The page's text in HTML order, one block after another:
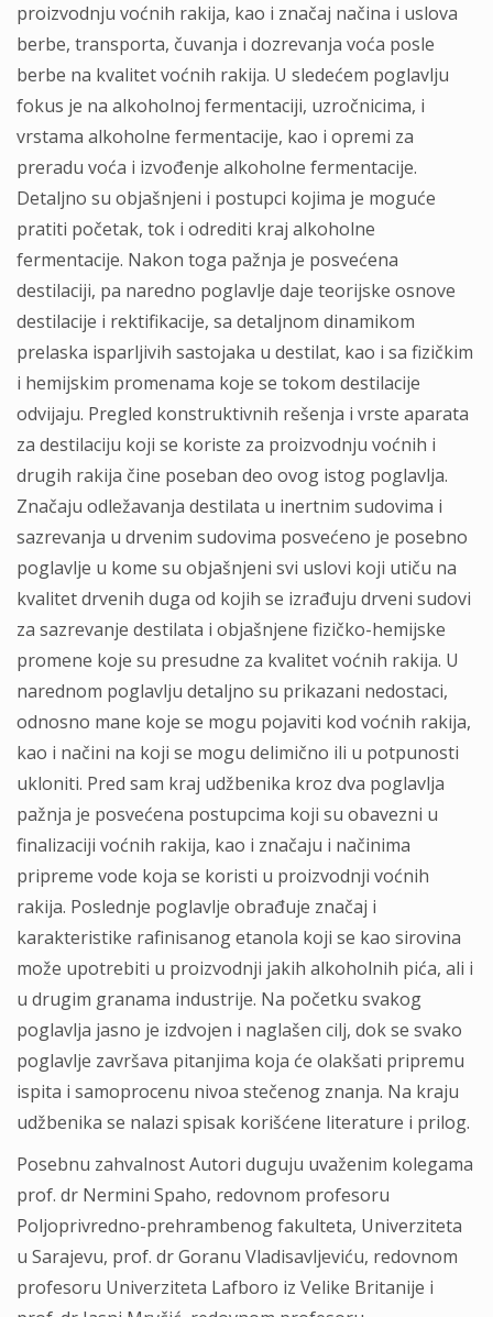
proizvodnju voćnih rakija, kao i značaj načina i uslova
berbe, transporta, čuvanja i dozrevanja voća posle
berbe na kvalitet voćnih rakija. U sledećem poglavlju
fokus je na alkoholnoj fermentaciji, uzročnicima, i
vrstama alkoholne fermentacije, kao i opremi za
preradu voća i izvođenje alkoholne fermentacije.
Detaljno su objašnjeni i postupci kojima je moguće
pratiti početak, tok i odrediti kraj alkoholne
fermentacije. Nakon toga pažnja je posvećena
destilaciji, pa naredno poglavlje daje teorijske osnove
destilacije i rektifikacije, sa detaljnom dinamikom
prelaska isparljivih sastojaka u destilat, kao i sa fizičkim
i hemijskim promenama koje se tokom destilacije
odvijaju. Pregled konstruktivnih rešenja i vrste aparata
za destilaciju koji se koriste za proizvodnju voćnih i
drugih rakija čine poseban deo ovog istog poglavlja.
Značaju odležavanja destilata u inertnim sudovima i
sazrevanja u drvenim sudovima posvećeno je posebno
poglavlje u kome su objašnjeni svi uslovi koji utiču na
kvalitet drvenih duga od kojih se izrađuju drveni sudovi
za sazrevanje destilata i objašnjene fizičko-hemijske
promene koje su presudne za kvalitet voćnih rakija. U
narednom poglavlju detaljno su prikazani nedostaci,
odnosno mane koje se mogu pojaviti kod voćnih rakija,
kao i načini na koji se mogu delimično ili u potpunosti
ukloniti. Pred sam kraj udžbenika kroz dva poglavlja
pažnja je posvećena postupcima koji su obavezni u
finalizaciji voćnih rakija, kao i značaju i načinima
pripreme vode koja se koristi u proizvodnji voćnih
rakija. Poslednje poglavlje obrađuje značaj i
karakteristike rafinisanog etanola koji se kao sirovina
može upotrebiti u proizvodnji jakih alkoholnih pića, ali i
u drugim granama industrije. Na početku svakog
poglavlja jasno je izdvojen i naglašen cilj, dok se svako
poglavlje završava pitanjima koja će olakšati pripremu
ispita i samoprocenu nivoa stečenog znanja. Na kraju
udžbenika se nalazi spisak korišćene literature i prilog.
Posebnu zahvalnost Autori duguju uvaženim kolegama
prof. dr Nermini Spaho, redovnom profesoru
Poljoprivredno-prehrambenog fakulteta, Univerziteta
u Sarajevu, prof. dr Goranu Vladisavljeviću, redovnom
profesoru Univerziteta Lafboro iz Velike Britanije i